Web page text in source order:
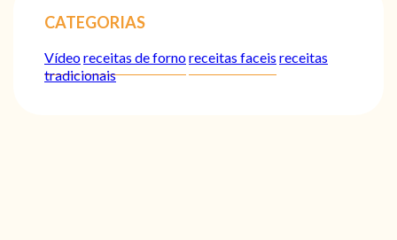
CATEGORIAS
Vídeoreceitas de fornoreceitas faceis receitas
tradicionais